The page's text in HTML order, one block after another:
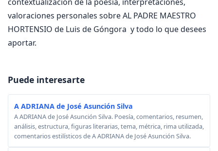
valoraciones personales sobre AL PADRE MAESTRO
HORTENSIO de Luis de Góngora y todo lo que desees
aportar.
Puede interesarte
A ADRIANA de José Asunción Silva
A ADRIANA de José Asunción Silva. Poesía, comentarios, resumen,
análisis, estructura, figuras literarias, tema, métrica, rima utilizada,
comentarios estilísticos de A ADRIANA de José Asunción Silva.